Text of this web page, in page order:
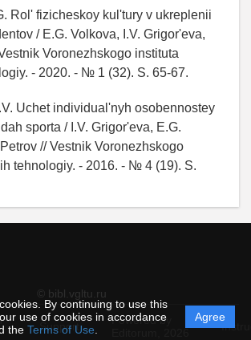
By continuing to use this
use of cookies in accordance
the Terms of Use
Agree
Rol' fizicheskoy kul'tury v ukreplenii
/ E.G. Volkova, I.V. Grigor'eva,
Voronezhskogo instituta
- 2020. - № 1 (32). S. 65-67.
Uchet individual'nyh osobennostey
sporta / I.V. Grigor'eva, E.G.
// Vestnik Voronezhskogo
tehnologiy. - 2016. - № 4 (19). S.
© bibl.vgltu.ru
Support
Powered by